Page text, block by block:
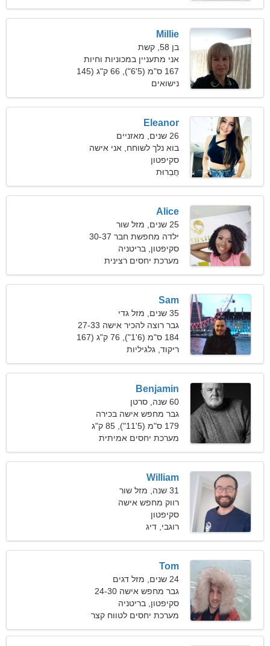
Millie
בן 58, קשת
אני מתעניין במכוניות וחיות
מחמד
167 ס"מ (5'6"), 66 ק"ג (145
פאונד)
נישואים
Eleanor
26 שנים, מאזניים
בוא נלך לשוחח, אני אישה
בלתי נגישה
סקיפטון
חֲבֵרוּת
Alice
25 שנים, מזל שור
ילדה מחפשת חבר 30-37
סקיפטון, בריטניה
מערכת יחסים רצינית
Sam
35 שנים, מזל גדי
גבר רוצה להכיר אישה 27-33
184 ס"מ (6'1"), 76 ק"ג (167
פאונד)
ריקוד, גלגיליות
Benjamin
60 שנה, סרטן
גבר מחפש אישה בכירה
179 ס"מ (5'11"), 85 ק"ג
(187 פאונד)
מערכת יחסים אמיתית
William
31 שנה, מזל שור
רווק מחפש אישה
סקיפטון
רוגבי, דיג
Tom
24 שנים, מזל דגים
גבר מחפש אישה 24-30
סקיפטון, בריטניה
מערכת יחסים לטווח קצר